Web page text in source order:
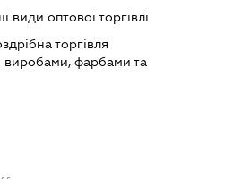
види оптової торгівлі
торгівля
виробами, фарбами та